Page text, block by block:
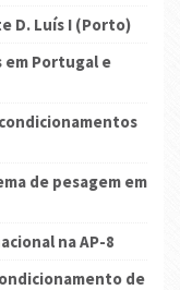
D. Luís I (Porto)
em Portugal e
de pesagem em
na AP-8
de